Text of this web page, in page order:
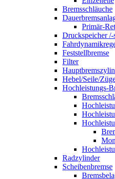
Bremsschläuche
Primär-
Druckspeicher /-
Feststellbremse
Filter
Hebel/Seile/
Hochleistungs-
Radzylinder
Scheibenbremse